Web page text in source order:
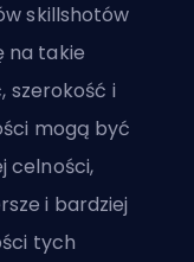
skillshotów
na takie
szerokość i
mogą być
celności,
i bardziej
tych